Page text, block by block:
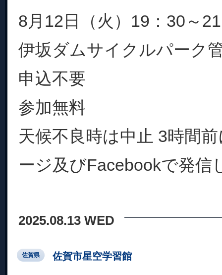
8月12日（火）19：30～
伊坂ダムサイクルパーク
申込不要
参加無料
天候不良時は中止 3時間
ージ及びFacebookで発信
2025.08.13 WED
佐賀県 佐賀市星空学習館